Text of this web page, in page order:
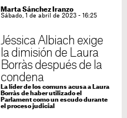
Marta Sánchez Iranzo
Sábado, 1 de abril de 2023 - 16:25
Jéssica Albiach exige
la dimisión de Laura
Borràs después de la
condena
La líder de los comuns acusa a Laura
Borràs de haber utilizado el
Parlament como un escudo durante
el proceso judicial